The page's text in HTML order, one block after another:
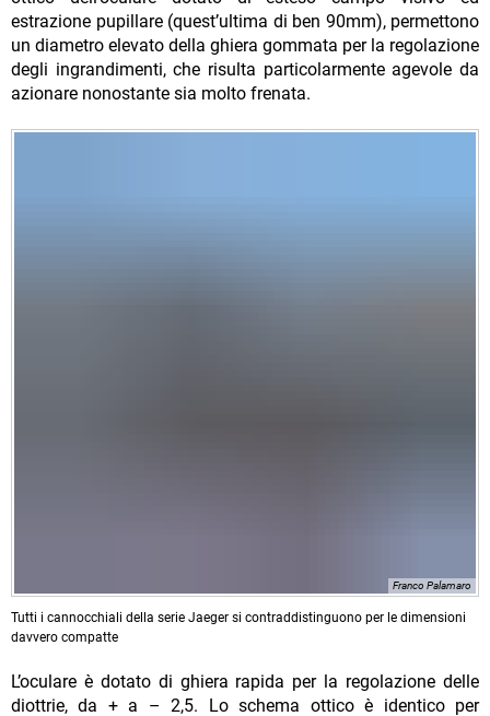
estrazione pupillare (quest’ultima di ben 90mm), permettono
un diametro elevato della ghiera gommata per la regolazione
degli ingrandimenti, che risulta particolarmente agevole da
azionare nonostante sia molto frenata.
Franco Palamaro
Tutti i cannocchiali della serie Jaeger si contraddistinguono per le dimensioni
davvero compatte
L’oculare è dotato di ghiera rapida per la regolazione delle
diottrie, da + a – 2,5. Lo schema ottico è identico per